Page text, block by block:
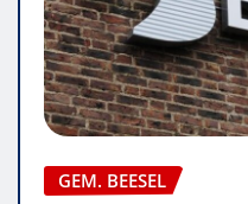
GEM. BEESEL